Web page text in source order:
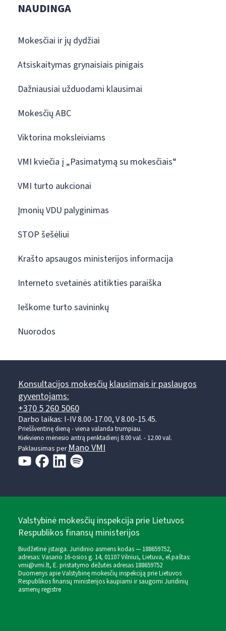
NAUDINGA
Mokesčiai ir jų dydžiai
Atsiskaitymas grynaisiais pinigais
Dažniausiai užduodami klausimai
Mokesčių ABC
Viktorina moksleiviams
VMI kviečia į „Pasimatymą su mokesčiais“
VMI turto aukcionai
Įmonių VDU palyginimas
STOP šešėliui
Krašto apsaugos ministerijos informacija
Interneto svetainės atitikties paraiška
Ieškome turto savininkų
Nuorodos
Konsultacijos mokesčių klausimais ir paslaugos
gyventojams:
+370 5 260 5060
Darbo laikas: I-IV 8.00-17.00, V 8.00-15.45.
Prieššventinę dieną - viena valanda trumpiau.
Kiekvieno mėnesio antrą penktadienį 8.00 val. - 12.00 val.
Paklausimas perMano VMI
Valstybinė mokesčių inspekcija prie Lietuvos
Respublikos finansų ministerijos
Biudžetinė įstaiga. Juridinio asmens kodas — 188659752,
adresas: Vasario 16-osios g. 14, 01107 Vilnius, Lietuva, el.paštas:
vmi@vmi.lt, E. pristatymo dėžutės adresas 188659752
Duomenys apie Valstybinę mokesčių inspekciją prie Lietuvos
Respublikos finansų ministerijos kaupiami ir saugomi Juridinių
asmenų registre